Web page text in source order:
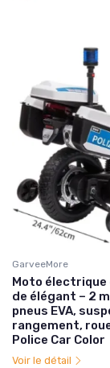
GarveeMore
Moto
de élégant – 2
pneus EVA,
rangement,
Police Car Color
Voir le détail